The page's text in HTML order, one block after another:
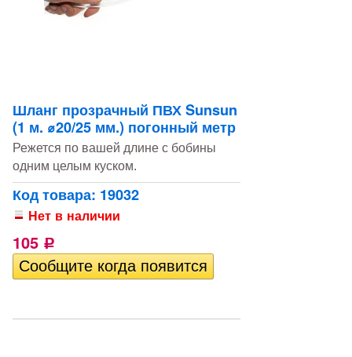
Шланг прозрачный ПВХ Sunsun
(1 м. ⌀20/25 мм.) погонный метр
Режется по вашей длине с бобины
одним целым куском.
Код товара: 19032
Нет в наличии
105 Р